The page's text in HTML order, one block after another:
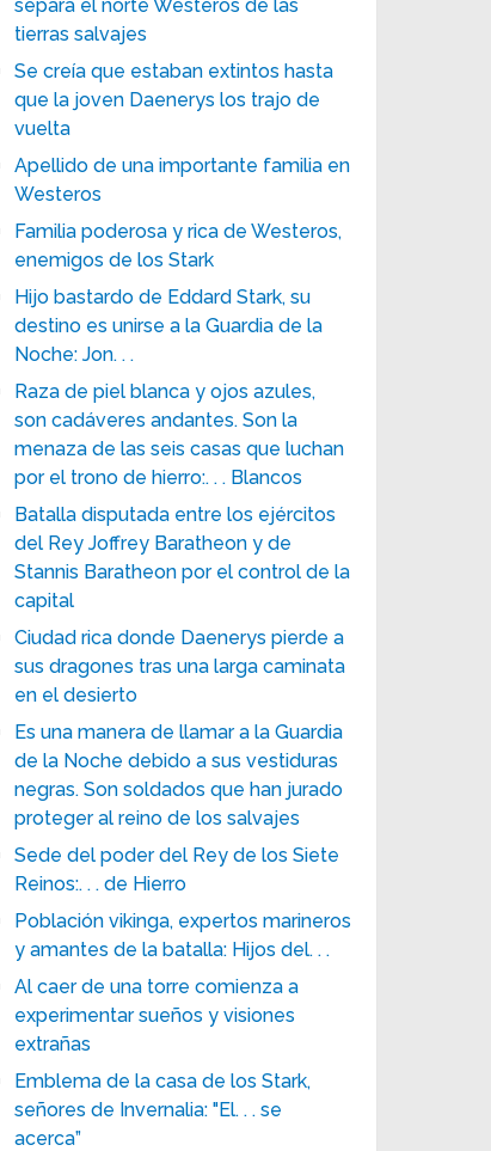
separa el norte Westeros de las
tierras salvajes
Se creía que estaban extintos hasta
que la joven Daenerys los trajo de
vuelta
Apellido de una importante familia en
Westeros
Familia poderosa y rica de Westeros,
enemigos de los Stark
Hijo bastardo de Eddard Stark, su
destino es unirse a la Guardia de la
Noche: Jon. . .
Raza de piel blanca y ojos azules,
son cadáveres andantes. Son la
menaza de las seis casas que luchan
por el trono de hierro:. . . Blancos
Batalla disputada entre los ejércitos
del Rey Joffrey Baratheon y de
Stannis Baratheon por el control de la
capital
Ciudad rica donde Daenerys pierde a
sus dragones tras una larga caminata
en el desierto
Es una manera de llamar a la Guardia
de la Noche debido a sus vestiduras
negras. Son soldados que han jurado
proteger al reino de los salvajes
Sede del poder del Rey de los Siete
Reinos:. . . de Hierro
Población vikinga, expertos marineros
y amantes de la batalla: Hijos del. . .
Al caer de una torre comienza a
experimentar sueños y visiones
extrañas
Emblema de la casa de los Stark,
señores de Invernalia: "El. . . se
acerca”